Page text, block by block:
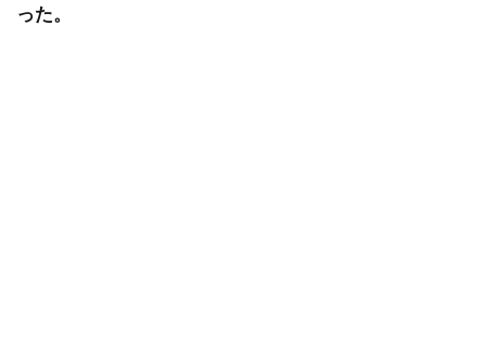
った。